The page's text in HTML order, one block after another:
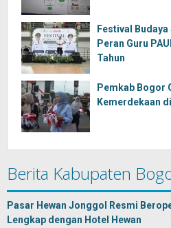
Festival
Peran Guru
Tahun
Pemkab Bogor
Kemerdekaan
Berita Kabupaten
Pasar Hewan Jonggol Resmi
Lengkap dengan Hotel Hewan